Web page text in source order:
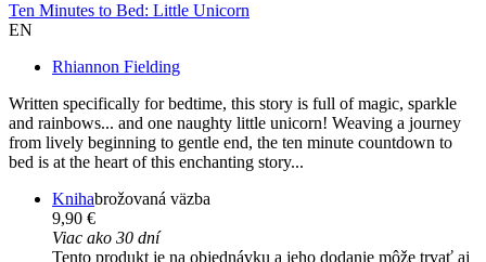
Ten Minutes to Bed: Little Unicorn
EN
Rhiannon Fielding
Written specifically for bedtime, this story is full of magic, sparkle
and rainbows... and one naughty little unicorn! Weaving a journey
from lively beginning to gentle end, the ten minute countdown to
bed is at the heart of this enchanting story...
Knihabrožovaná väzba
9,90 €
Viac ako 30 dní
Tento produkt je na objednávku a jeho dodanie môže trvať aj